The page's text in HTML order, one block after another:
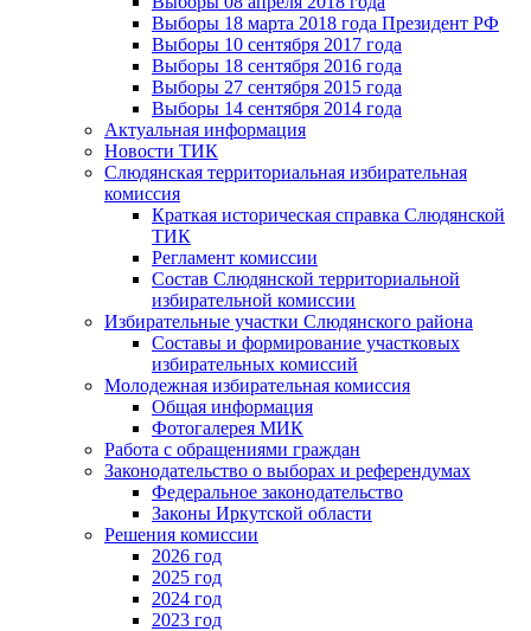
Выборы 18 марта 2018 года Президент РФ
Выборы 10 сентября 2017 года
Выборы 18 сентября 2016 года
Выборы 27 сентября 2015 года
Выборы 14 сентября 2014 года
Актуальная информация
Новости ТИК
Слюдянская территориальная избирательная
комиссия
Краткая историческая справка Слюдянской
ТИК
Регламент комиссии
Состав Слюдянской территориальной
избирательной комиссии
Избирательные участки Слюдянского района
Составы и формирование участковых
избирательных комиссий
Молодежная избирательная комиссия
Общая информация
Фотогалерея МИК
Работа с обращениями граждан
Законодательство о выборах и референдумах
Федеральное законодательство
Законы Иркутской области
Решения комиссии
2026 год
2025 год
2024 год
2023 год